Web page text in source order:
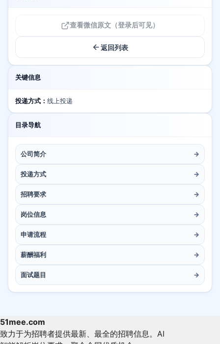
查看微信原文（登录后可见）
返回列表
关键信息
投递方式： 线上投递
目录导航
公司简介 →
投递方式 →
招聘要求 →
岗位信息 →
申请流程 →
薪酬福利 →
面试题目 →
51mee.com
致力于为招聘者提供最新、最全的招聘信息。AI